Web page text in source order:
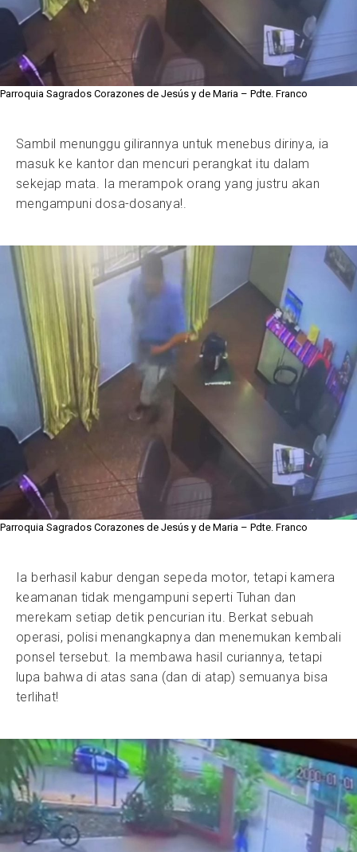
Parroquia Sagrados Corazones de Jesús y de Maria – Pdte. Franco
Sambil menunggu gilirannya untuk menebus dirinya, ia
masuk ke kantor dan mencuri perangkat itu dalam
sekejap mata. Ia merampok orang yang justru akan
mengampuni dosa-dosanya!.
Parroquia Sagrados Corazones de Jesús y de Maria – Pdte. Franco
Ia berhasil kabur dengan sepeda motor, tetapi kamera
keamanan tidak mengampuni seperti Tuhan dan
merekam setiap detik pencurian itu. Berkat sebuah
operasi, polisi menangkapnya dan menemukan kembali
ponsel tersebut. Ia membawa hasil curiannya, tetapi
lupa bahwa di atas sana (dan di atap) semuanya bisa
terlihat!